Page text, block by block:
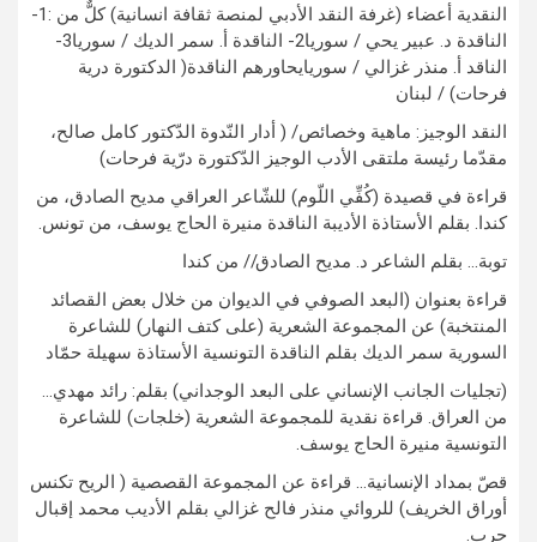
النقدية أعضاء (غرفة النقد الأدبي لمنصة ثقافة انسانية) كلٌّ من :1-
الناقدة د. عبير يحي / سوريا2- الناقدة أ. سمر الديك / سوريا3-
الناقد أ. منذر غزالي / سوريايحاورهم الناقدة( الدكتورة درية
فرحات) / لبنان
النقد الوجيز: ماهية وخصائص/ ( أدار النّدوة الدّكتور كامل صالح،
مقدّما رئيسة ملتقى الأدب الوجيز الدّكتورة درّية فرحات)
قراءة في قصيدة (كُفِّي اللّوم) للشّاعر العراقي مديح الصادق، من
كندا. بقلم الأستاذة الأديبة الناقدة منيرة الحاج يوسف، من تونس.
توبة… بقلم الشاعر د. مديح الصادق// من كندا
قراءة بعنوان (البعد الصوفي في الديوان من خلال بعض القصائد
المنتخبة) عن المجموعة الشعرية (على كتف النهار) للشاعرة
السورية سمر الديك بقلم الناقدة التونسية الأستاذة سهيلة حمّاد
(تجليات الجانب الإنساني على البعد الوجداني) بقلم: رائد مهدي…
من العراق. قراءة نقدية للمجموعة الشعرية (خلجات) للشاعرة
التونسية منيرة الحاج يوسف.
قصّ بمداد الإنسانية… قراءة عن المجموعة القصصية ( الريح تكنس
أوراق الخريف) للروائي منذر فالح غزالي بقلم الأديب محمد إقبال
حرب.